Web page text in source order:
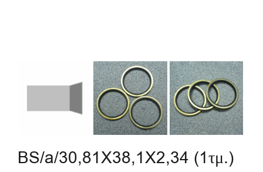
BS/a/30,81X38,1X2,34 (1τμ.)